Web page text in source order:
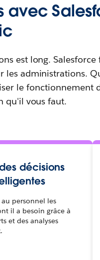
est long. Salesforce
les administrations.
le fonctionnement
qu'il vous faut.
décisions
au personnel les
il a besoin grâce à
et des analyses